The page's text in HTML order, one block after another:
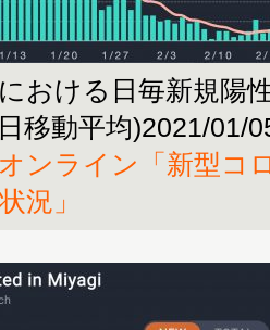
おける日毎新規陽
移動平均)2021/01/
ンライン「新型コ
況」